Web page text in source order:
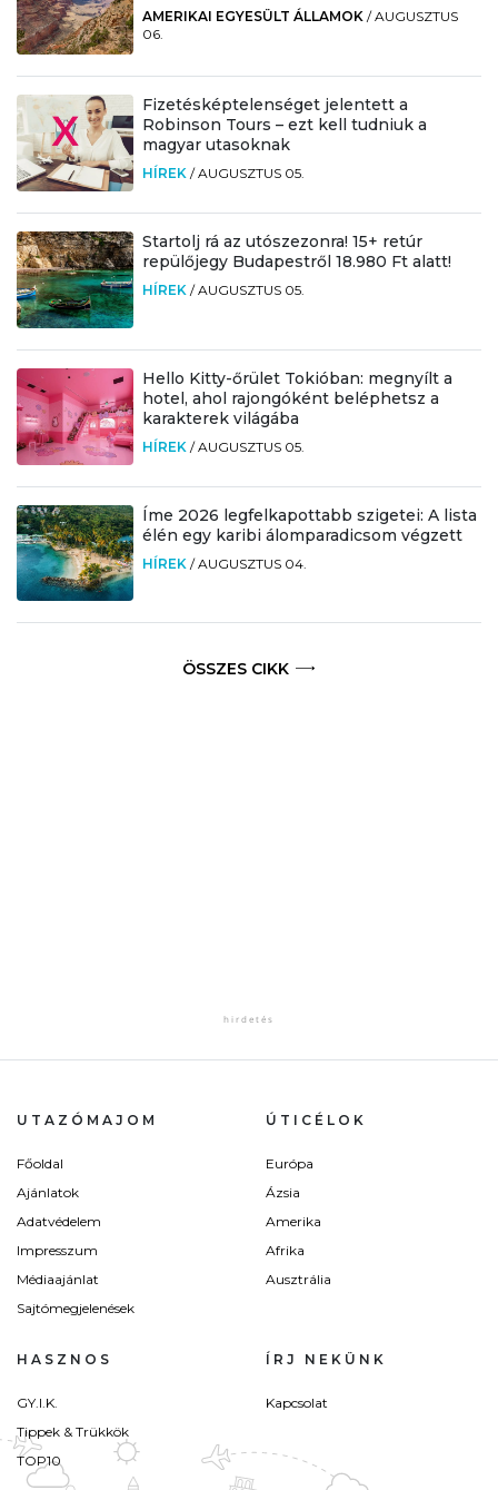
AMERIKAI EGYESÜLT ÁLLAMOK /AUGUSZTUS
06.
Fizetésképtelenséget jelentett a
Robinson Tours – ezt kell tudniuk a
magyar utasoknak
HÍREK /AUGUSZTUS 05.
Startolj rá az utószezonra! 15+ retúr
repülőjegy Budapestről 18.980 Ft alatt!
HÍREK /AUGUSZTUS 05.
Hello Kitty-őrület Tokióban: megnyílt a
hotel, ahol rajongóként beléphetsz a
karakterek világába
HÍREK /AUGUSZTUS 05.
Íme 2026 legfelkapottabb szigetei: A lista
élén egy karibi álomparadicsom végzett
HÍREK /AUGUSZTUS 04.
ÖSSZES CIKK
UTAZÓMAJOM
Főoldal
Ajánlatok
Adatvédelem
Impresszum
Médiaajánlat
Sajtómegjelenések
ÚTICÉLOK
Európa
Ázsia
Amerika
Afrika
Ausztrália
HASZNOS
GY.I.K.
Tippek & Trükkök
TOP10
ÍRJ NEKÜNK
Kapcsolat